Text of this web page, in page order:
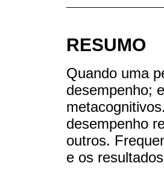
RESUMO
Quando uma
desempenho;
desempenho
outros.
e os